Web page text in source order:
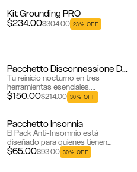
Nuovo
Kit Grounding PRO
$234.00$304.00 23% OFF
Esaurito Pacchetto Disconnessione Digitale
Tu reinicio nocturno en tres
herramientas esenciales.
Desconéctate de la
sobreestimulación digital y
Escudo Cuántico Gudslip®, un...
$150.00$214.00 30% OFF
Bestseller
Pacchetto Insonnia
El Pack Anti-Insomnio está
diseñado para quienes tienen
dificultades para conciliar o
mantener el sueño. Con una
$65.00$93.00 30% OFF